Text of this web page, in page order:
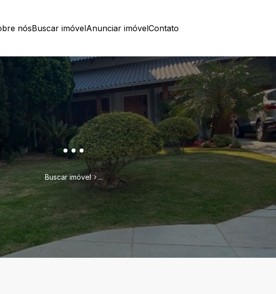
nósBuscar imóvelAnunciar imóvelContato
...
Buscar imóvel ...